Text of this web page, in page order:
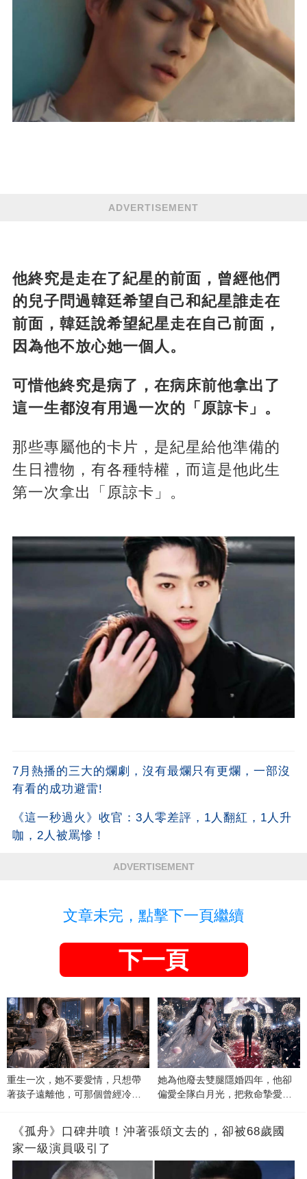
ADVERTISEMENT
他終究是走在了紀星的前面，曾經他們
的兒子問過韓廷希望自己和紀星誰走在
前面，韓廷說希望紀星走在自己前面，
因為他不放心她一個人。
可惜他終究是病了，在病床前他拿出了
這一生都沒有用過一次的「原諒卡」。
那些專屬他的卡片，是紀星給他準備的
生日禮物，有各種特權，而這是他此生
第一次拿出「原諒卡」。
7月熱播的三大的爛劇，沒有最爛只有更爛，一部沒
有看的成功避雷!
《這一秒過火》收官：3人零差評，1人翻紅，1人升
咖，2人被罵慘！
ADVERTISEMENT
文章未完，點擊下一頁繼續
下一頁
重生一次，她不要愛情，只想帶
著孩子遠離他，可那個曾經冷漠
她為他廢去雙腿隱婚四年，他卻
偏愛全隊白月光，把救命摯愛當
《孤舟》口碑井噴！沖著張頌文去的，卻被68歲國
家一級演員吸引了